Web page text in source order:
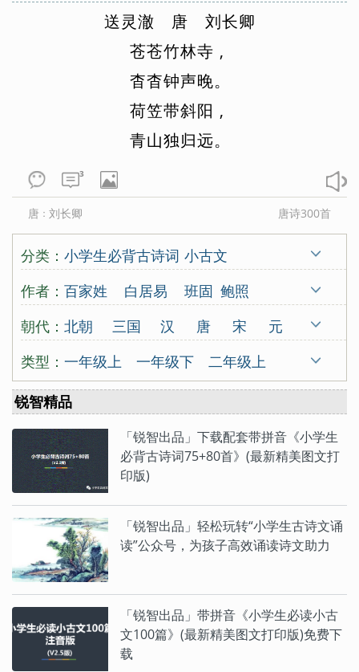
送灵澈 唐 刘长卿
苍苍竹林寺 ,
杳杳钟声晚。
荷笠带斜阳 ,
青山独归远。
3
唐 ： 刘长卿 唐诗300首
分类： 小学生必背古诗词 小古文
唐诗三百首 宋词三百首
古诗十九首
作者： 百家姓 白居易 班固 鲍照
北朝民歌
蔡伸 曹操 曹丕 曹勋
陈东甫
程垓 陈亮 陈陶 陈与义
陈子昂
戴叔伦
杜甫 杜牧
杜秋娘
杜审言
杜荀鹤 范成大
房舜卿
方岳 范仲淹
龚自珍
归有光 顾况 顾夐 韩翃
韩疁 韩偓 韩愈 韩元吉
韩缜
贺知章
皇甫松
黄公绍 黄机 黄裳 黄升
黄庭坚
黄孝迈 胡令能
贾岛
蒋捷 姜夔
朝代： 北朝 三国 汉 唐 宋
元
清 古代 五代
南朝
先秦
秦 东晋 西晋 近代
类型： 一年级上 一年级下
二年级上
二年级下
三年级上
三年级下
四年级上
四年级下
五年级上
五年级下
六年级上
六年级下
唐诗300首
宋词300首
咏史怀古
咏物言志
羁旅思乡
送别怀人
边塞征战
山水田园
爱情闺怨
百家姓 千字文 七年级上
七年级下
八年级上
八年级下
九年级上
九年级下
锐智精品
「锐智出品」下载配套带拼音《小学生
必背古诗词75+80首》(最新精美图文打
印版)
「锐智出品」轻松玩转“小学生古诗文诵
读”公众号，为孩子高效诵读诗文助力
「锐智出品」带拼音《小学生必读小古
文100篇》(最新精美图文打印版)免费下
载